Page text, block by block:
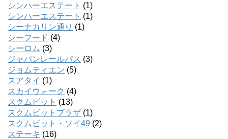
シンハーエステート (1)
シンハーエステート (1)
シーナカリン通り (1)
シーフード (4)
シーロム (3)
ジャパンレールパス (3)
ジョムティエン (5)
スアタイ (1)
スカイウォーク (4)
スクムビット (13)
スクムビットプラザ (1)
スクムビット・ソイ49 (2)
ステーキ (16)